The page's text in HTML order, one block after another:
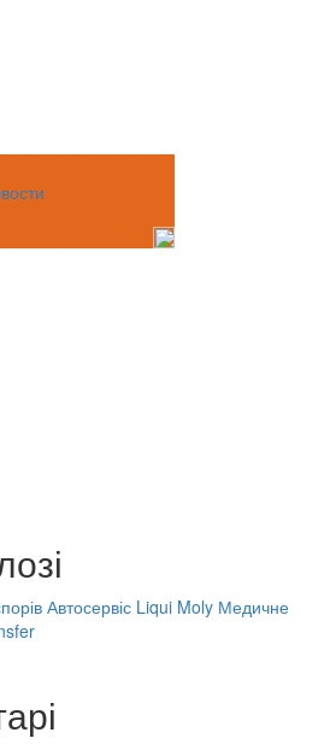
Автосервіс Liqui Moly Медичне